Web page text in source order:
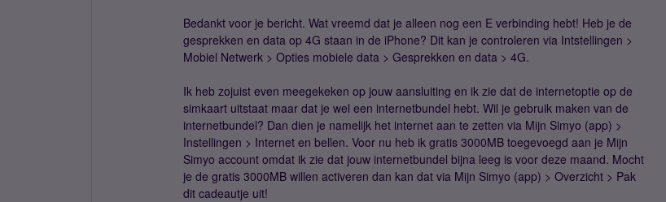
Bedankt voor je bericht. Wat vreemd dat je alleen nog een E verbinding hebt! Heb je de
gesprekken en data op 4G staan in de iPhone? Dit kan je controleren via Intstellingen >
Mobiel Netwerk > Opties mobiele data > Gesprekken en data > 4G.
Ik heb zojuist even meegekeken op jouw aansluiting en ik zie dat de internetoptie op de
simkaart uitstaat maar dat je wel een internetbundel hebt. Wil je gebruik maken van de
internetbundel? Dan dien je namelijk het internet aan te zetten via Mijn Simyo (app) >
Instellingen > Internet en bellen. Voor nu heb ik gratis 3000MB toegevoegd aan je Mijn
Simyo account omdat ik zie dat jouw internetbundel bijna leeg is voor deze maand. Mocht
je de gratis 3000MB willen activeren dan kan dat via Mijn Simyo (app) > Overzicht > Pak
dit cadeautje uit!